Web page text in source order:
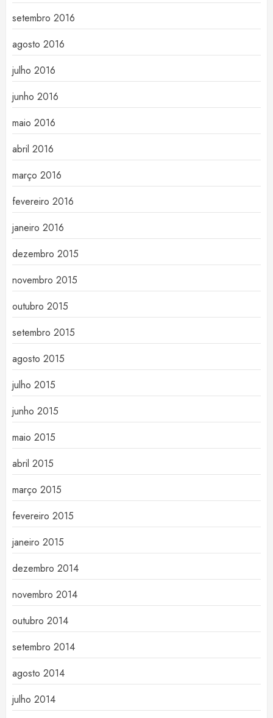
setembro 2016
agosto 2016
julho 2016
junho 2016
maio 2016
abril 2016
março 2016
fevereiro 2016
janeiro 2016
dezembro 2015
novembro 2015
outubro 2015
setembro 2015
agosto 2015
julho 2015
junho 2015
maio 2015
abril 2015
março 2015
fevereiro 2015
janeiro 2015
dezembro 2014
novembro 2014
outubro 2014
setembro 2014
agosto 2014
julho 2014